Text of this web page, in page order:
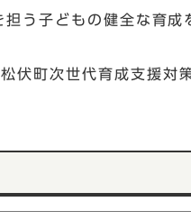
う子どもの健全な育成
伏町次世代育成支援対